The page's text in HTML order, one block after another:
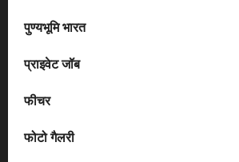
पुण्यभूमि भारत
प्राइवेट जॉब
फीचर
फोटो गैलरी